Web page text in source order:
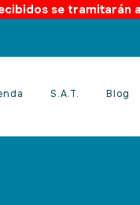
se tramitarán
S.A.T. Blog